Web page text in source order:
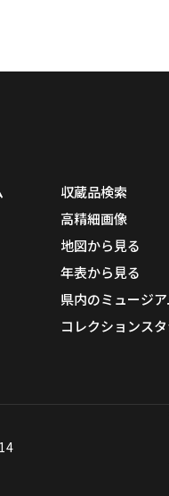
収蔵品検索
高精細画像
地図から見る
年表から見る
県内のミュージア
コレクションス